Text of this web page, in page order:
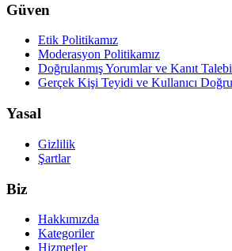
Güven
Etik Politikamız
Moderasyon Politikamız
Doğrulanmış Yorumlar ve Kanıt
Gerçek Kişi Teyidi ve Kullanıcı
Yasal
Gizlilik
Şartlar
Biz
Hakkımızda
Kategoriler
Hizmetler